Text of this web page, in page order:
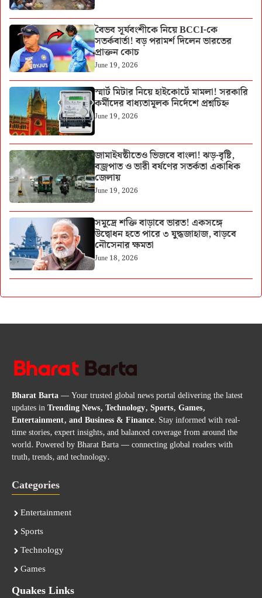
বৈভব সূর্যবংশীকে নিয়ে BCCI-কে
সতর্কবার্তা! বড় পরামর্শ দিলেন ভারতের
প্রাক্তন কোচ
June 19, 2026
স্মার্ট মিটার নিয়ে হাইকোর্টে মামলা! সরকারি
কর্মীদের বাধ্যতামূলক নির্দেশে প্রশ্নচিহ্ন
June 19, 2026
জামাইষষ্ঠীতেও ভিজবে বাংলা! ঝড়-বৃষ্টি,
বজ্রপাত ও ভারী বর্ষণের সতর্কতা একাধিক
জেলায়
June 19, 2026
সমুদ্রে শক্তি বাড়াবে ভারত! একসঙ্গে
উদ্বোধন হতে পারে ৩ যুদ্ধজাহাজ, বাড়বে
নৌসেনার ক্ষমতা
June 18, 2026
Bharat Barta— Your trusted global news portal delivering the latest
updates inTrending News, Technology, Sports, Games,
Entertainment, and Business & Finance. Stay informed with real-
time stories, expert insights, and balanced coverage from around the
world. Powered by Bharat Barta — connecting global readers with
truth, trends, and technology.
Categories
Entertainment
Sports
Technology
Games
Quakes Links